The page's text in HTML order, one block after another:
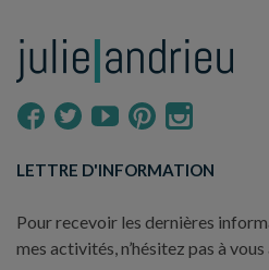
LETTRE D'INFORMATION
Pour recevoir les dernières
mes activités, n’hésitez pas à